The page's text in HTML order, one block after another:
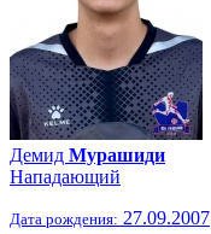
Демид Мурашиди
Нападающий
Дата рождения: 27.09.2007